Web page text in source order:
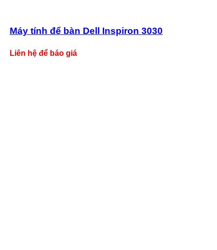
Máy tính để bàn Dell Inspiron 3030
Liên hệ để báo giá